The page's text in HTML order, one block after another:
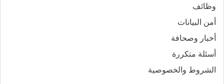
وظائف
أمن البيانات
أخبار وصحافة
أسئلة متكررة
الشروط والخصوصية